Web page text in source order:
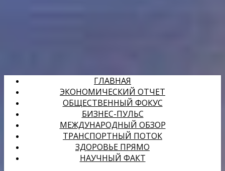
ГЛАВНАЯ
ЭКОНОМИЧЕСКИЙ ОТЧЕТ
ОБЩЕСТВЕННЫЙ ФОКУС
БИЗНЕС-ПУЛЬС
МЕЖДУНАРОДНЫЙ ОБЗОР
ТРАНСПОРТНЫЙ ПОТОК
ЗДОРОВЬЕ ПРЯМО
НАУЧНЫЙ ФАКТ